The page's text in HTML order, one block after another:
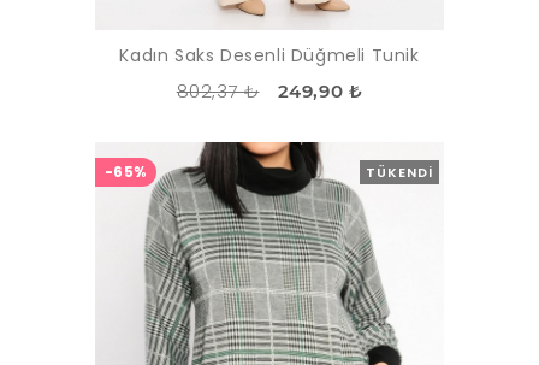
Kadın Saks Desenli Düğmeli Tunik
802,37 ₺ 249,90 ₺
TÜKENDI
-65%